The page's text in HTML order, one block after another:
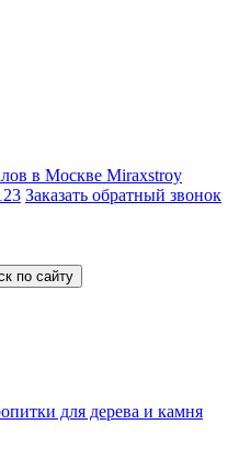
в Москве Miraxstroy
Заказать обратный звонок
по сайту
для дерева и камня